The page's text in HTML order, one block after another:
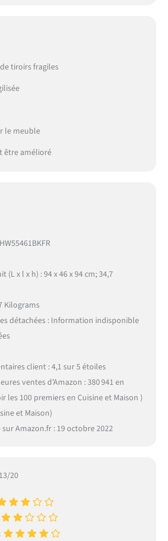
tiroirs fragiles
le meuble
être amélioré
x l x h) : 94 x 46 x 94 cm; 34,7
Kilograms
détachées : Information indisponible
client : 4,1 sur 5 étoiles
ventes d’Amazon : 380 941 en
les 100 premiers en Cuisine et Maison )
et Maison)
Amazon.fr : 19 octobre 2022
20